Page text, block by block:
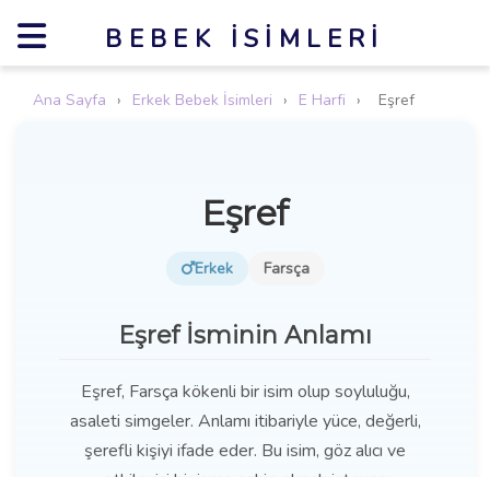
BEBEK İSIMLERI
Ana Sayfa › Erkek Bebek İsimleri › E Harfi › Eşref
Eşref
Erkek Farsça
Eşref İsminin Anlamı
Eşref, Farsça kökenli bir isim olup soyluluğu,
asaleti simgeler. Anlamı itibariyle yüce, değerli,
şerefli kişiyi ifade eder. Bu isim, göz alıcı ve